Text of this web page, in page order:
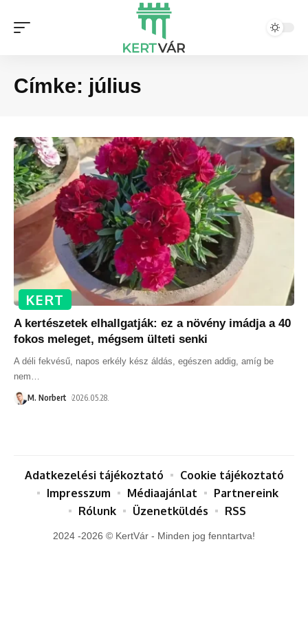
Címke: július
KERT
A kertészetek elhallgatják: ez a növény imádja a 40
fokos meleget, mégsem ülteti senki
A déli fekvésű, napos erkély kész áldás, egészen addig, amíg be
nem
M. Norbert 2026.05.28.
2024 -2026 © KertVár - Minden jog fenntartva!
Adatkezelési tájékoztató
Cookie tájékoztató
Impresszum
Médiaajánlat
Partnereink
Rólunk
Üzenetküldés RSS